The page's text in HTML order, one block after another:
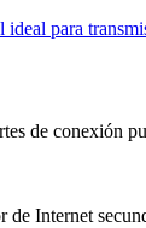
para
de conexión
de Internet